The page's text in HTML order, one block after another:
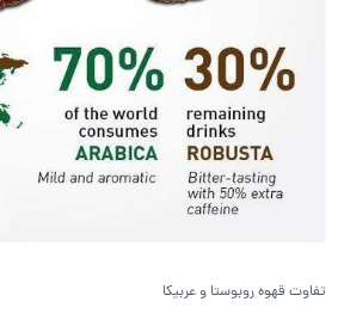
تفاوت قهوه روبوستا و عربیکا